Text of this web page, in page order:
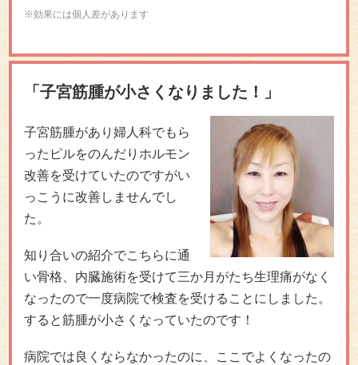
※効果には個人差があります
「子宮筋腫が小さくなりました！」
子宮筋腫があり婦人科でもら
ったピルをのんだりホルモン
改善を受けていたのですがい
っこうに改善しませんでし
た。
知り合いの紹介でこちらに通
い骨格、内臓施術を受けて三か月がたち生理痛がなく
なったので一度病院で検査を受けることにしました。
すると筋腫が小さくなっていたのです！
病院では良くならなかったのに、ここでよくなったの